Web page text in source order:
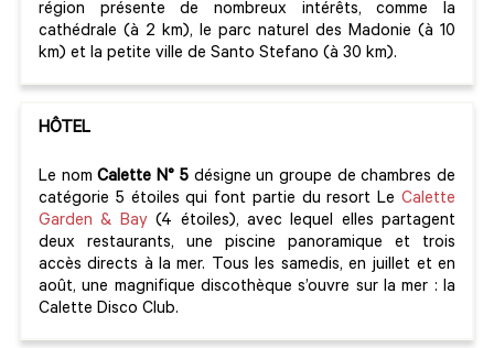
région présente de nombreux intérêts, comme la
cathédrale (à 2 km), le parc naturel des Madonie (à 10
km) et la petite ville de Santo Stefano (à 30 km).
HÔTEL
Le nomCalette N° 5désigne un groupe de chambres de
catégorie 5 étoiles qui font partie du resort Le Calette
Garden & Bay(4 étoiles), avec lequel elles partagent
deux restaurants, une piscine panoramique et trois
accès directs à la mer. Tous les samedis, en juillet et en
août, une magnifique discothèque s’ouvre sur la mer : la
Calette Disco Club.